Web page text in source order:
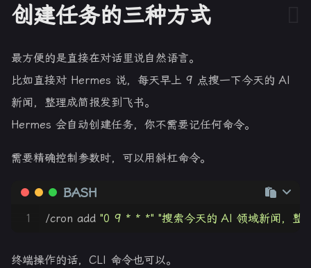
创建任务的三种方式
最方便的是直接在对话里说自然语言。
比如直接对 Hermes 说，每天早上 9 点搜一下今天的 AI
新闻，整理成简报发到飞书。
Hermes 会自动创建任务，你不需要记任何命令。
需要精确控制参数时，可以用斜杠命令。
BASH
1 /cron add "0 9 * * *" "搜索今天的 AI 领域新闻，整
终端操作的话，CLI 命令也可以。